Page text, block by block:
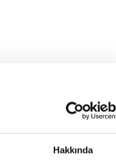
Hakkında